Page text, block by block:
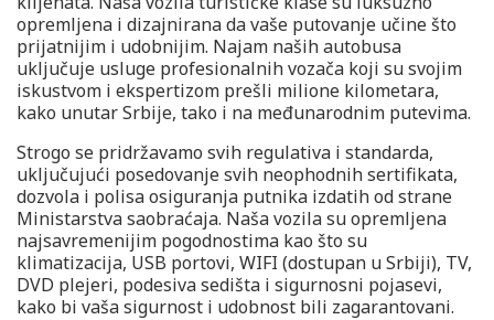
opremljena i dizajnirana da vaše putovanje učine što
prijatnijim i udobnijim. Najam naših autobusa
uključuje usluge profesionalnih vozača koji su svojim
iskustvom i ekspertizom prešli milione kilometara,
kako unutar Srbije, tako i na međunarodnim putevima.
Strogo se pridržavamo svih regulativa i standarda,
uključujući posedovanje svih neophodnih sertifikata,
dozvola i polisa osiguranja putnika izdatih od strane
Ministarstva saobraćaja. Naša vozila su opremljena
najsavremenijim pogodnostima kao što su
klimatizacija, USB portovi, WIFI (dostupan u Srbiji), TV,
DVD plejeri, podesiva sedišta i sigurnosni pojasevi,
kako bi vaša sigurnost i udobnost bili zagarantovani.